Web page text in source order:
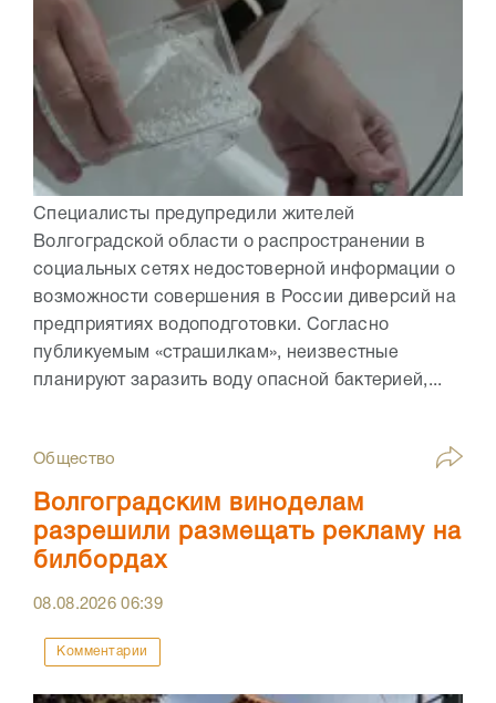
Специалисты предупредили жителей
Волгоградской области о распространении в
социальных сетях недостоверной информации о
возможности совершения в России диверсий на
предприятиях водоподготовки. Согласно
публикуемым «страшилкам», неизвестные
планируют заразить воду опасной бактерией,...
Общество
Волгоградским виноделам
разрешили размещать рекламу на
билбордах
08.08.202606:39
Комментарии